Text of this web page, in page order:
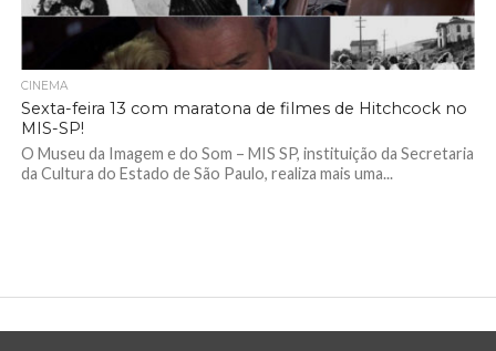
CINEMA
Sexta-feira 13 com maratona de filmes de Hitchcock no
MIS-SP!
O Museu da Imagem e do Som – MIS SP, instituição da Secretaria
da Cultura do Estado de São Paulo, realiza mais uma...